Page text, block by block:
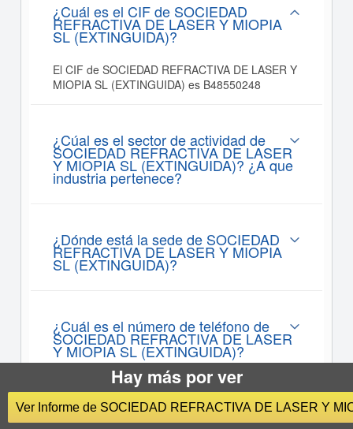
¿Cuál es el CIF de SOCIEDAD
REFRACTIVA DE LASER Y MIOPIA
SL (EXTINGUIDA)?
El CIF de SOCIEDAD REFRACTIVA DE LASER Y
MIOPIA SL (EXTINGUIDA) es B48550248
¿Cúal es el sector de actividad de
SOCIEDAD REFRACTIVA DE LASER
Y MIOPIA SL (EXTINGUIDA)? ¿A que
industria pertenece?
¿Dónde está la sede de SOCIEDAD
REFRACTIVA DE LASER Y MIOPIA
SL (EXTINGUIDA)?
¿Cuál es el número de teléfono de
SOCIEDAD REFRACTIVA DE LASER
Y MIOPIA SL (EXTINGUIDA)?
¿Cúantos empleados tiene SOCIEDAD
Hay más por ver
Ver Informe de SOCIEDAD REFRACTIVA DE LASER Y